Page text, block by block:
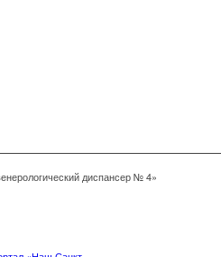
диспансер № 4»